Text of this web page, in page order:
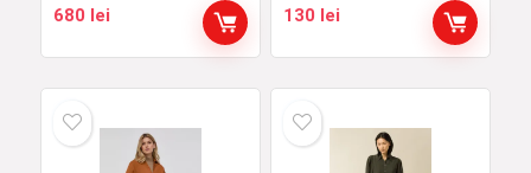
680 lei 130 lei